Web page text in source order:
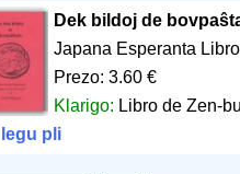
Dek bildoj de
Japana Esperanta
Prezo: 3.60 €
Klarigo: Libro de Zen-
legu pli